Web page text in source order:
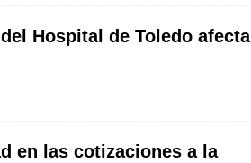
Hospital de Toledo afecta
en las cotizaciones a la